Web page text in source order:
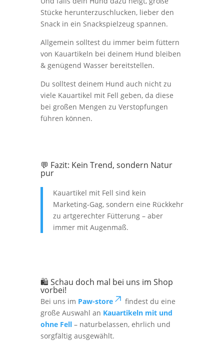
Stücke herunterzuschlucken, lieber den
Snack in ein Snackspielzeug spannen.
Allgemein solltest du immer beim füttern
von Kauartikeln bei deinem Hund bleiben
& genügend Wasser bereitstellen.
Du solltest deinem Hund auch nicht zu
viele Kauartikel mit Fell geben, da diese
bei großen Mengen zu Verstopfungen
führen können.
💬 Fazit: Kein Trend, sondern Natur
pur
Kauartikel mit Fell sind kein
Marketing-Gag, sondern eine Rückkehr
zu artgerechter Fütterung – aber
immer mit Augenmaß.
🛍️ Schau doch mal bei uns im Shop
vorbei!
Bei uns im Paw-store
findest du eine
große Auswahl an Kauartikeln mit und
ohne Fell – naturbelassen, ehrlich und
sorgfältig ausgewählt.